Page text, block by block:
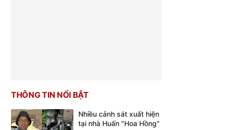
THÔNG TIN NỔI BẬT
Nhiều cảnh sát xuất hiện
tại nhà Huấn "Hoa Hồng"